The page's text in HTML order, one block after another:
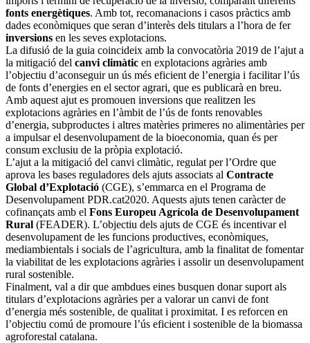
fonts energètiques. Amb tot, recomanacions i casos pràctics amb
dades econòmiques que seran d’interès dels titulars a l’hora de fer
inversions en les seves explotacions.
La difusió de la guia coincideix amb la convocatòria 2019 de l’ajut a
la mitigació del canvi climàtic en explotacions agràries amb
l’objectiu d’aconseguir un ús més eficient de l’energia i facilitar l’ús
de fonts d’energies en el sector agrari, que es publicarà en breu.
Amb aquest ajut es promouen inversions que realitzen les
explotacions agràries en l’àmbit de l’ús de fonts renovables
d’energia, subproductes i altres matèries primeres no alimentàries per
a impulsar el desenvolupament de la bioeconomia, quan és per
consum exclusiu de la pròpia explotació.
L’ajut a la mitigació del canvi climàtic, regulat per l’Ordre que
aprova les bases reguladores dels ajuts associats al Contracte
Global d’Explotació (CGE), s’emmarca en el Programa de
Desenvolupament PDR.cat2020. Aquests ajuts tenen caràcter de
cofinançats amb el Fons Europeu Agrícola de Desenvolupament
Rural (FEADER). L’objectiu dels ajuts de CGE és incentivar el
desenvolupament de les funcions productives, econòmiques,
mediambientals i socials de l’agricultura, amb la finalitat de fomentar
la viabilitat de les explotacions agràries i assolir un desenvolupament
rural sostenible.
Finalment, val a dir que ambdues eines busquen donar suport als
titulars d’explotacions agràries per a valorar un canvi de font
d’energia més sostenible, de qualitat i proximitat. I es reforcen en
l’objectiu comú de promoure l’ús eficient i sostenible de la biomassa
agroforestal catalana.